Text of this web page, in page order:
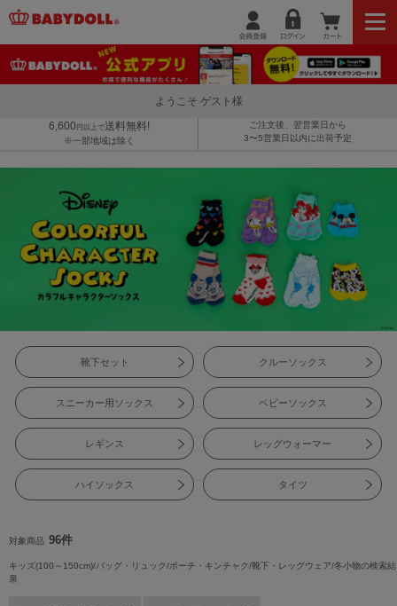
ようこそ ゲスト様
6,600 円以上で送料無料!
※一部地域は除く
ご注文後、翌営業日から
3〜5営業日以内に出荷予定
靴下セット クルーソックス
スニーカー用ソックス ベビーソックス
レギンス レッグウォーマー
ハイソックス タイツ
対象商品 96件
キッズ(100～150cm)/バッグ・リュック/ポーチ・キンチャク/靴下・レッグウェア/冬小物の検索結
果